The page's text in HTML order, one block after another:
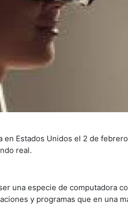
Estados Unidos el 2 de
real.
una especie de computadora
y programas que en una